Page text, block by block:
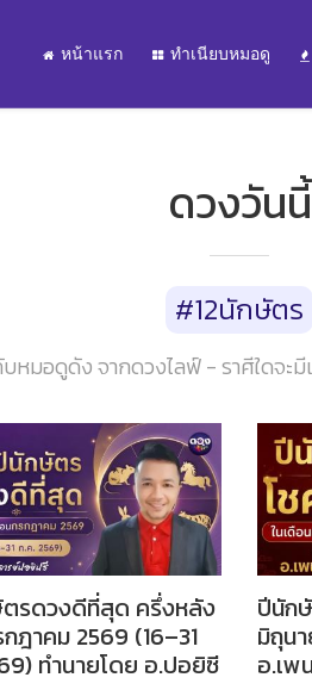
หน้าแรก ทำเนียบหมอดู
ดวงวันนี้
#12นักษัตร
หมอดูดัง จากดวงไลฟ์ - ราศีใดจะ
รดวงดีที่สุด ครึ่งหลัง
ฎาคม 2569 (16–31
ทำนายโดย อ.ปอยิซี
ปีนัก
มิถุน
อ.เพ